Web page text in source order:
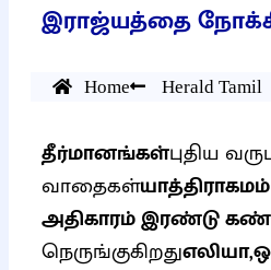
இராஜ்யத்தை
Home Herald Tamil
தீர்மானங்கள்புதிய
வாதைகள்
அதிகாரம் இரண்டு
நெருங்குகிறது